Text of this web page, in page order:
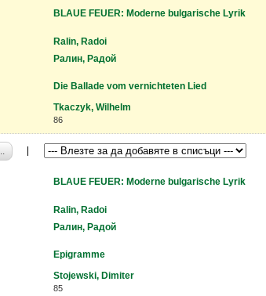
BLAUE FEUER: Moderne bulgarische Lyrik
Ralin, Radoi
Ралин, Радой
Die Ballade vom vernichteten Lied
Tkaczyk, Wilhelm
86
BLAUE FEUER: Moderne bulgarische Lyrik
Ralin, Radoi
Ралин, Радой
Epigramme
Stojewski, Dimiter
85